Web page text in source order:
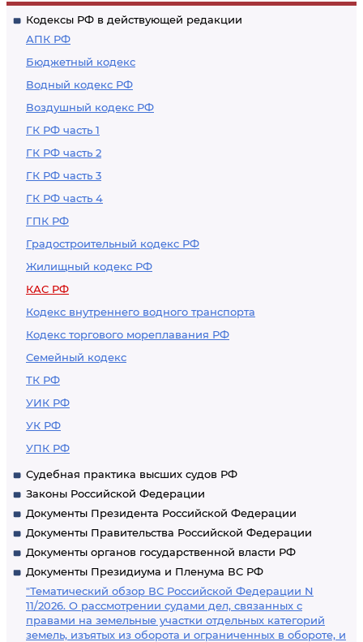
Кодексы РФ в действующей редакции
АПК РФ
Бюджетный кодекс
Водный кодекс РФ
Воздушный кодекс РФ
ГК РФ часть 1
ГК РФ часть 2
ГК РФ часть 3
ГК РФ часть 4
ГПК РФ
Градостроительный кодекс РФ
Жилищный кодекс РФ
КАС РФ
Кодекс внутреннего водного транспорта
Кодекс торгового мореплавания РФ
Семейный кодекс
ТК РФ
УИК РФ
УК РФ
УПК РФ
Судебная практика высших судов РФ
Законы Российской Федерации
Документы Президента Российской Федерации
Документы Правительства Российской Федерации
Документы органов государственной власти РФ
Документы Президиума и Пленума ВС РФ
"Тематический обзор ВС Российской Федерации N
11/2026. О рассмотрении судами дел, связанных с
правами на земельные участки отдельных категорий
земель, изъятых из оборота и ограниченных в обороте, и